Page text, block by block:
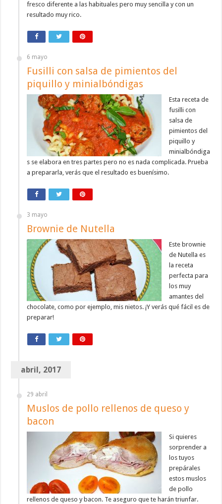
fresco diferente a las habituales pero muy sencilla y con un
resultado muy rico.
6 mayo
Fusilli con salsa de pimientos del
piquillo y minialbóndigas
Esta receta de
fusilli con
salsa de
pimientos del
piquillo y
minialbóndiga
s se elabora en tres partes pero no es nada complicada. Prueba
a prepararla, verás que el resultado es buenísimo.
3 mayo
Brownie de Nutella
Este brownie
de Nutella es
la receta
perfecta para
los muy
amantes del
chocolate, como por ejemplo, mis nietos. ¡Y verás qué fácil es de
preparar!
abril, 2017
29 abril
Muslos de pollo rellenos de queso y
bacon
Si quieres
sorprender a
los tuyos
prepárales
estos muslos
de pollo
rellenos de queso y bacon. Te aseguro que te harán triunfar.